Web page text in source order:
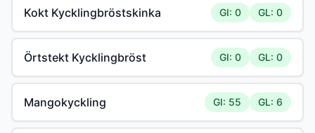
Kokt Kycklingbröstskinka GI: 0 GL: 0
Örtstekt Kycklingbröst GI: 0 GL: 0
Mangokyckling GI: 55 GL: 6